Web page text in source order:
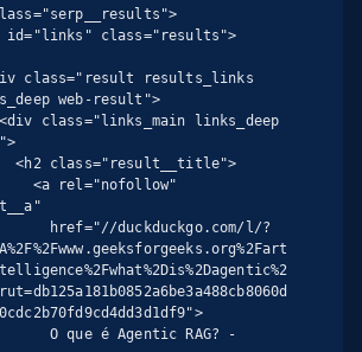
web-result">